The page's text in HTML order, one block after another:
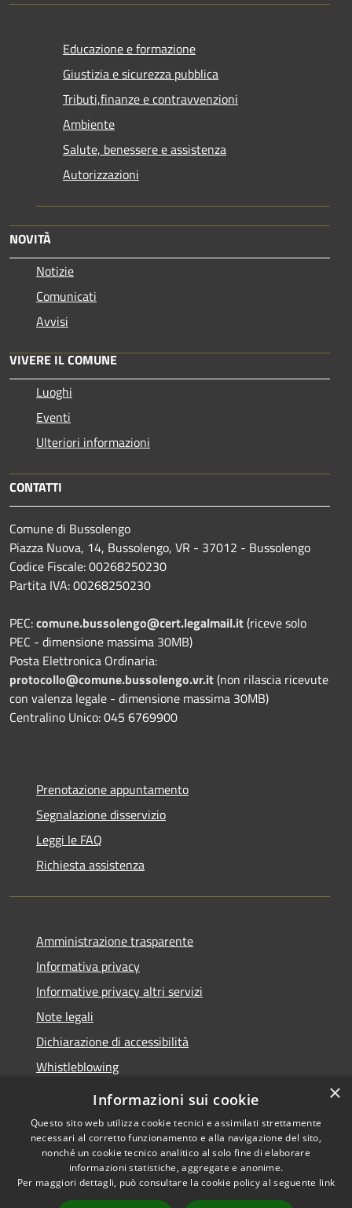
Educazione e formazione
Giustizia e sicurezza pubblica
Tributi,finanze e contravvenzioni
Ambiente
Salute, benessere e assistenza
Autorizzazioni
NOVITÀ
Notizie
Comunicati
Avvisi
VIVERE IL COMUNE
Luoghi
Eventi
Ulteriori informazioni
CONTATTI
Comune di Bussolengo
Piazza Nuova, 14, Bussolengo, VR - 37012 - Bussolengo
Codice Fiscale: 00268250230
Partita IVA: 00268250230
PEC:comune.bussolengo@cert.legalmail.it(riceve solo
PEC - dimensione massima 30MB)
Posta Elettronica Ordinaria:
protocollo@comune.bussolengo.vr.it(non rilascia ricevute
con valenza legale - dimensione massima 30MB)
Centralino Unico: 045 6769900
Prenotazione appuntamento
Segnalazione disservizio
Leggi le FAQ
Richiesta assistenza
Amministrazione trasparente
Informativa privacy
Informative privacy altri servizi
Note legali
Dichiarazione di accessibilità
Whistleblowing
RSS
Accessibilità
Privacy
Copyright © 2026 • Comune di
Bussolengo • Powered by
Municipium•Accesso
redazione
×
Informazioni sui cookie
Questo sito web utilizza cookie tecnici e assimilati strettamente
necessari al corretto funzionamento e alla navigazione del sito,
nonché un cookie tecnico analitico al solo fine di elaborare
informazioni statistiche, aggregate e anonime.
Per maggiori dettagli, può consultare la cookie policy al seguente link